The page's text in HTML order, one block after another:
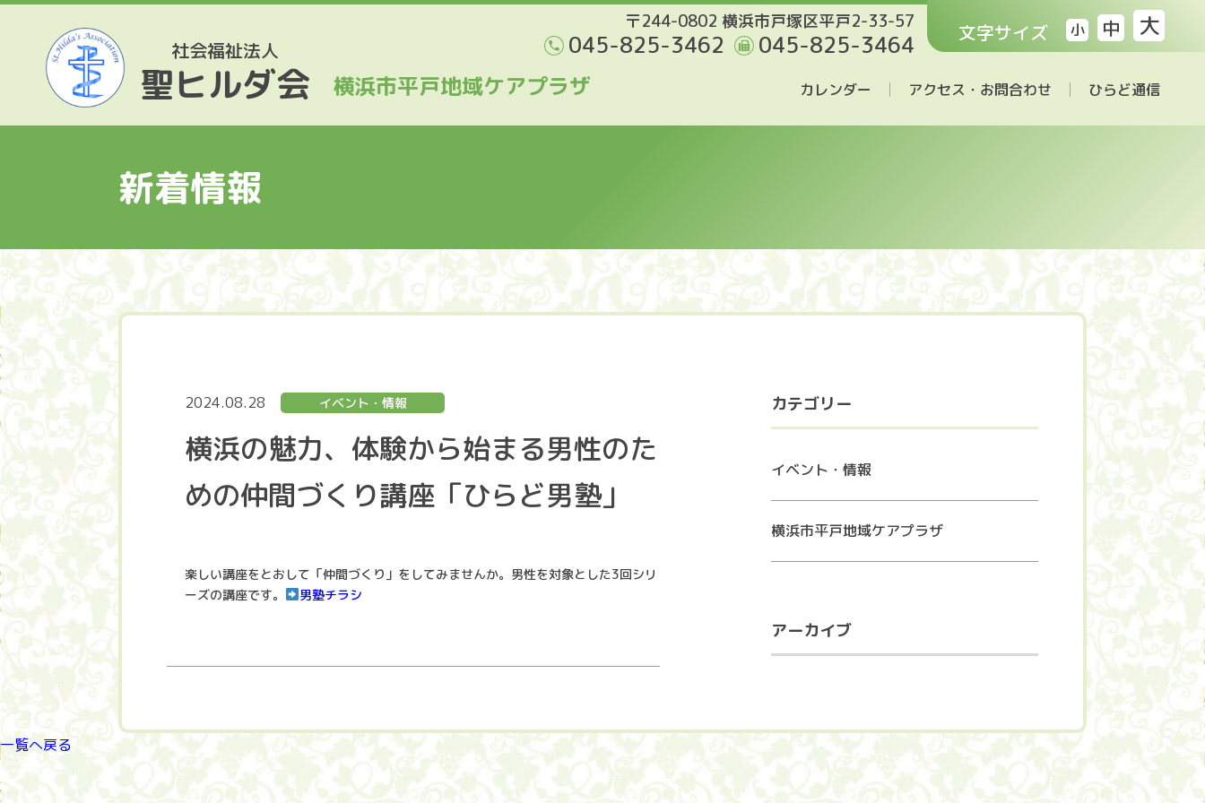
社会福祉法人
聖ヒルダ会 横浜市平戸地域ケアプラザ カレンダー アクセス・お問合わせ ひらど通信
〒244-0802 横浜市戸塚区平戸2-33-57
045-825-3462 045-825-3464 文字サイズ 小 中 大
新着情報
2024.08.28 イベント・情報
横浜の魅力、体験から始まる男性のた
めの仲間づくり講座「ひらど男塾」
楽しい講座をとおして「仲間づくり」をしてみませんか。男性を対象とした3回シリ
ーズの講座です。
男塾チラシ
カテゴリー
イベント・情報
横浜市平戸地域ケアプラザ
アーカイブ
一覧へ戻る